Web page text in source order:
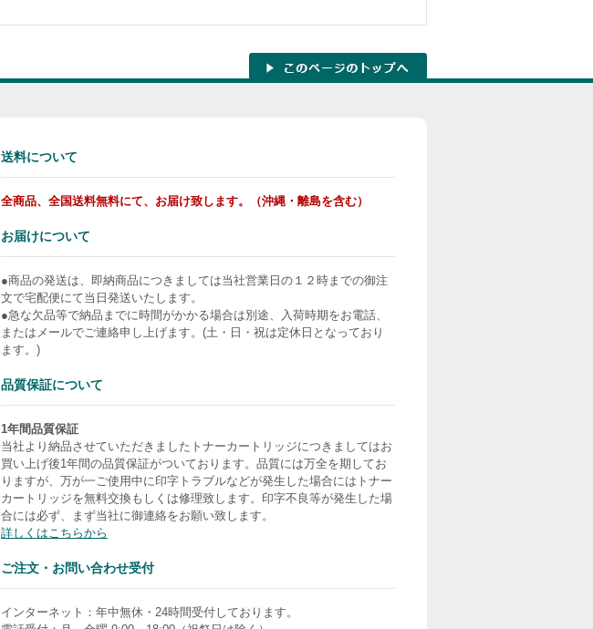
送料について
全商品、全国送料無料にて、お届け致します。（沖縄・離島を含む）
お届けについて
●商品の発送は、即納商品につきましては当社営業日の１２時までの御注
文で宅配便にて当日発送いたします。
●急な欠品等で納品までに時間がかかる場合は別途、入荷時期をお電話、
またはメールでご連絡申し上げます。(土・日・祝は定休日となっており
ます。)
品質保証について
1年間品質保証
当社より納品させていただきましたトナーカートリッジにつきましてはお
買い上げ後1年間の品質保証がついております。品質には万全を期してお
りますが、万が一ご使用中に印字トラブルなどが発生した場合にはトナー
カートリッジを無料交換もしくは修理致します。印字不良等が発生した場
合には必ず、まず当社に御連絡をお願い致します。
詳しくはこちらから
ご注文・お問い合わせ受付
インターネット：年中無休・24時間受付しております。